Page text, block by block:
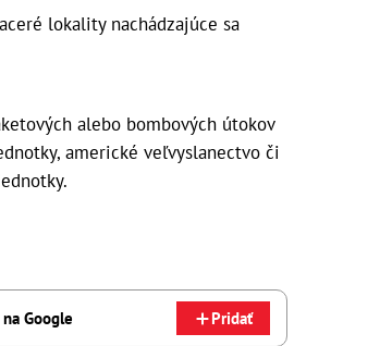
lokality nachádzajúce sa
alebo bombových útokov
americké veľvyslanectvo či
Google Pridať